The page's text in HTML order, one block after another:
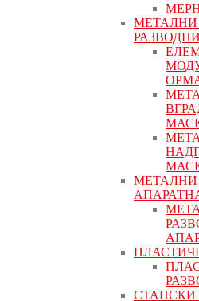
МЕТАЛНИ
СТАНСКИ